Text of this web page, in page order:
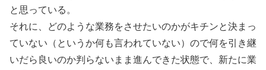
と思っている。
それに、どのような業務をさせたいのかがキチンと決まっ
ていない（というか何も言われていない）ので何を引き継
いだら良いのか判らないまま進んできた状態で、新たに業